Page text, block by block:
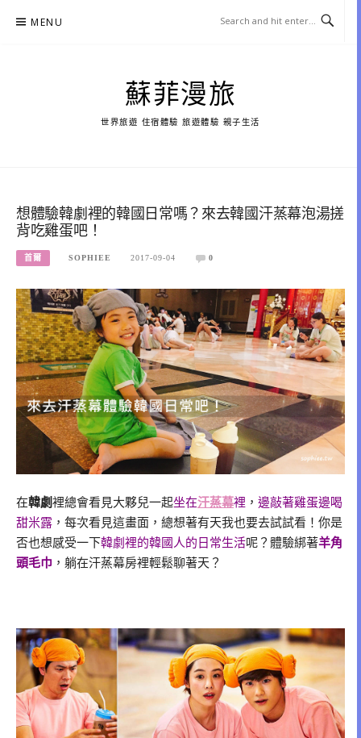
MENU
蘇菲漫旅
世界旅遊 住宿體驗 旅遊體驗 親子生活
想體驗韓劇裡的韓國日常嗎？來去韓國汗蒸幕泡湯搓
背吃雞蛋吧！
首爾 SOPHIEE 2017-09-04 0
在韓劇裡總會看見大夥兒一起坐在汗蒸幕裡 ， 邊敲著雞蛋邊喝
甜米露 ，每次看見這畫面，總想著有天我也要去試試看！你是
否也想感受一下韓劇裡的韓國人的日常生活呢？體驗綁著羊角
頭毛巾 ，躺在汗蒸幕房裡輕鬆聊著天？